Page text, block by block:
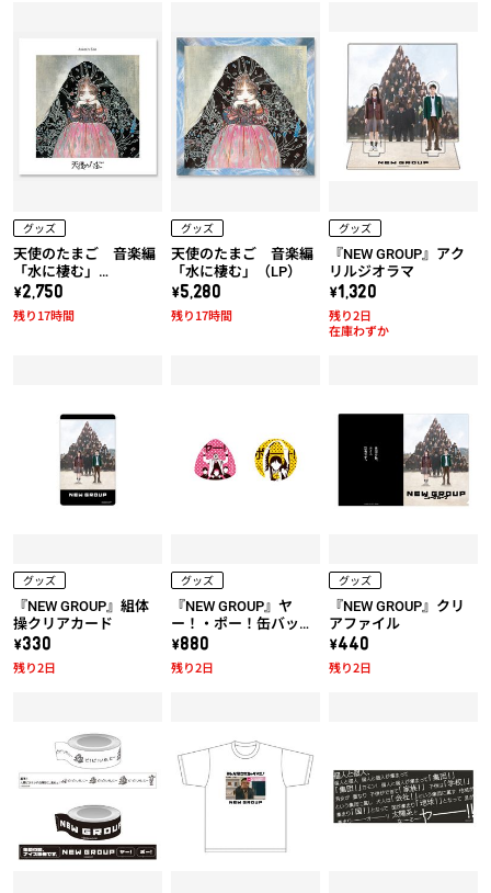
グッズ
天使のたまご 音楽編
「水に棲む」
（UHQCD）
\2,750
残り17時間
グッズ
天使のたまご 音楽編
「水に棲む」（LP）
\5,280
残り17時間
グッズ
『NEW GROUP』アク
リルジオラマ
\1,320
在庫わずか
残り2日
グッズ
『NEW GROUP』組体
操クリアカード
\330
残り2日
グッズ
『NEW GROUP』ヤ
ー！・ポー！缶バッジ
セット
\880
残り2日
グッズ
『NEW GROUP』クリ
アファイル
\440
残り2日